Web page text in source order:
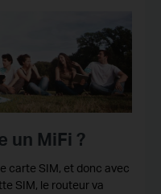
un MiFi ?
carte SIM, et donc avec
SIM, le routeur va